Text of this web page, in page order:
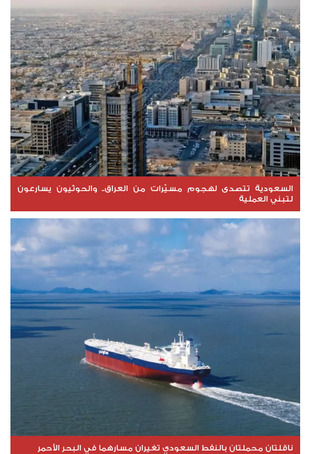
السعودية تتصدى لهجوم مسيّرات من العراق.. والحوثيون يسارعون
لتبني العملية
ناقلتان محملتان بالنفط السعودي تغيران مسارهما في البحر الأحمر